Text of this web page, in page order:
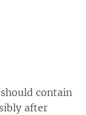
contain
after